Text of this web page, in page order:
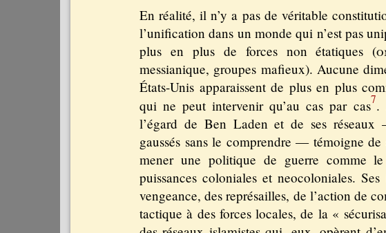
En réalité, il n’y a pas de véritable
l’unification dans un monde qui n’est pas
plus en plus de forces non étatiques (
messianique, groupes mafieux). Aucune
États-Unis apparaissent de plus en plus
qui ne peut intervenir qu’au cas par cas7.
l’égard de Ben Laden et de ses
gaussés sans le comprendre — témoigne
mener une politique de guerre comme
puissances coloniales et neocoloniales.
vengeance, des représailles, de l’action de
tactique à des forces locales, de la «